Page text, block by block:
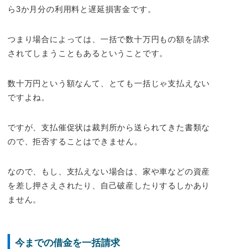
ら3か月分の利用料と遅延損害金です。
つまり場合によっては、一括で数十万円もの額を請求
されてしまうこともあるということです。
数十万円という額なんて、とても一括じゃ支払えない
ですよね。
ですが、支払催促状は裁判所から送られてきた書類な
ので、拒否することはできません。
なので、もし、支払えない場合は、家や車などの資産
を差し押さえされたり、自己破産したりするしかあり
ません。
今までの借金を一括請求